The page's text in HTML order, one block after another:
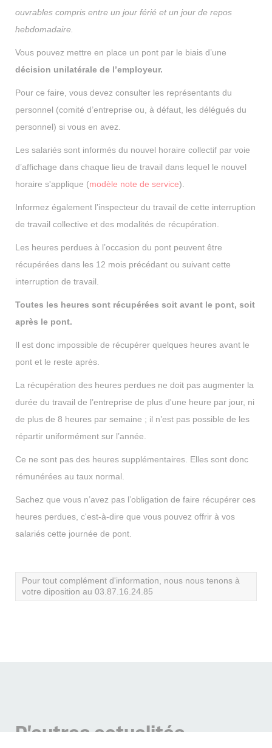
ouvrables compris entre un jour férié et un jour de repos
hebdomadaire.
Vous pouvez mettre en place un pont par le biais d’une
décision unilatérale de l’employeur.
Pour ce faire, vous devez consulter les représentants du
personnel (comité d’entreprise ou, à défaut, les délégués du
personnel) si vous en avez.
Les salariés sont informés du nouvel horaire collectif par voie
d’affichage dans chaque lieu de travail dans lequel le nouvel
horaire s'applique (modèle note de service).
Informez également l’inspecteur du travail de cette interruption
de travail collective et des modalités de récupération.
Les heures perdues à l’occasion du pont peuvent être
récupérées dans les 12 mois précédant ou suivant cette
interruption de travail.
Toutes les heures sont récupérées soit avant le pont, soit
après le pont.
Il est donc impossible de récupérer quelques heures avant le
pont et le reste après.
La récupération des heures perdues ne doit pas augmenter la
durée du travail de l’entreprise de plus d'une heure par jour, ni
de plus de 8 heures par semaine ; il n’est pas possible de les
répartir uniformément sur l’année.
Ce ne sont pas des heures supplémentaires. Elles sont donc
rémunérées au taux normal.
Sachez que vous n’avez pas l’obligation de faire récupérer ces
heures perdues, c'est-à-dire que vous pouvez offrir à vos
salariés cette journée de pont.
Pour tout complément d'information, nous nous tenons à
votre diposition au 03.87.16.24.85
D'autres actualités